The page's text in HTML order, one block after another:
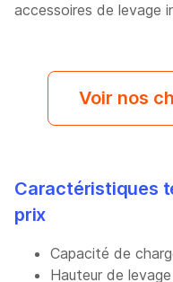
accessoires de levage
Voir nos
Caractéristiques
prix
Capacité de
Hauteur de